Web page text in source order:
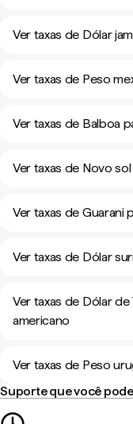
Ver taxas de Dólar
Ver taxas de Peso
Ver taxas de Balboa
Ver taxas de Novo
Ver taxas de Guarani
Ver taxas de Dólar
Ver taxas de Dólar
americano
Ver taxas de Peso
Suporte que você